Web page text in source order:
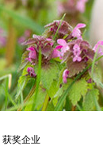
获奖企业